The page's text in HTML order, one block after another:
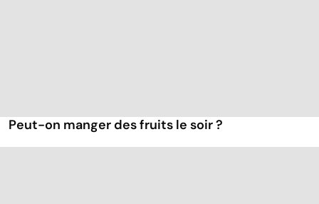
Peut-on manger des fruits le soir ?